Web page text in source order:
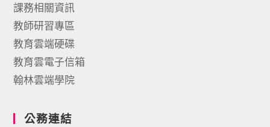
課務相關資訊
教師研習專區
教育雲端硬碟
教育雲電子信箱
翰林雲端學院
公務連結